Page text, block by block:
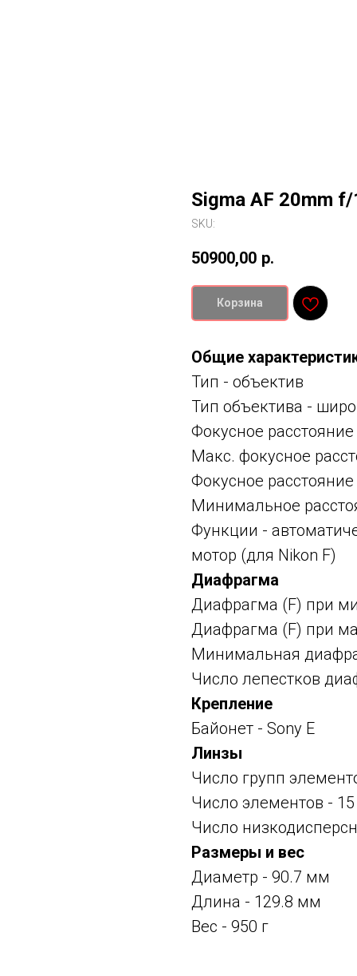
Sigma AF 20mm f/
SKU:
50900,00 р.
Корзина
Общие
Тип - объектив
Тип объектива -
Фокусное
Макс. фокусное
Фокусное
Минимальное
Функции -
мотор (для Nikon F)
Диафрагма
Диафрагма (F) при
Диафрагма (F) при
Минимальная
Число лепестков
Крепление
Байонет - Sony E
Линзы
Число групп
Число элементов - 15
Число
Размеры и вес
Диаметр - 90.7 мм
Длина - 129.8 мм
Вес - 950 г